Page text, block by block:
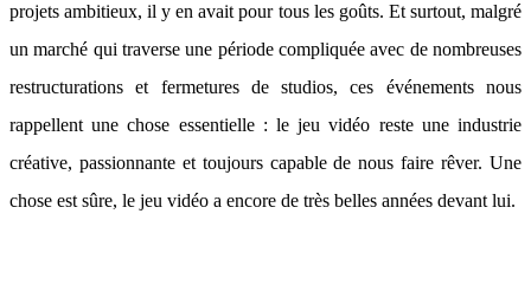
projets ambitieux, il y en avait pour tous les goûts. Et surtout, malgré
un marché qui traverse une période compliquée avec de nombreuses
restructurations et fermetures de studios, ces événements nous
rappellent une chose essentielle : le jeu vidéo reste une industrie
créative, passionnante et toujours capable de nous faire rêver. Une
chose est sûre, le jeu vidéo a encore de très belles années devant lui.